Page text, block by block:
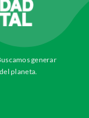
generar
planeta.